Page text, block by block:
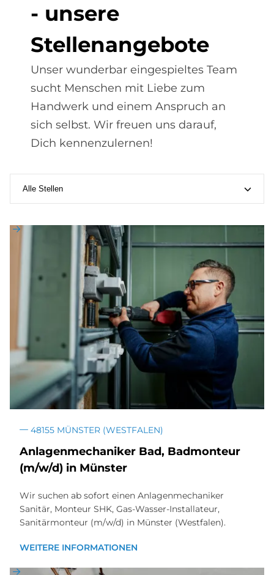
- un­se­re
Stel­len­an­ge­bo­te
Unser wunderbar eingespieltes Team
sucht Menschen mit Liebe zum
Handwerk und einem Anspruch an
sich selbst. Wir freuen uns darauf,
Dich kennenzulernen!
48155 MÜNSTER (WESTFALEN)
An­la­gen­me­cha­ni­ker Bad, Bad­mon­teur
(m/w/d) in Mün­ster
Wir suchen ab sofort einen Anlagenmechaniker
Sanitär, Monteur SHK, Gas-Wasser-Installateur,
Sanitärmonteur (m/w/d) in Münster (Westfalen).
WEITERE INFORMATIONEN